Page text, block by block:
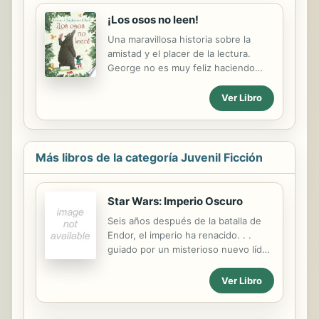
¡Los osos no leen!
Una maravillosa historia sobre la
amistad y el placer de la lectura.
George no es muy feliz haciendo
¿Pero acaso existe algo más distinto
a todo eso? Hasta que un día
árbol y, a partir de ese momento, lo
único que desea sobre todas las
cosas ¡es aprender a leer! Si pudiera
encontrar a alguien que le
enseñase... Entonces conoce a
Clementina, una niña cuyo amor por
la lectura cambiará para siempre la
vida de George.
Ver Libro
Más libros de la categoría Juvenil Ficción
Star Wars: Imperio Oscuro
Seis años después de la batalla de
Endor, el imperio ha renacido. . .
guiado por un misterioso nuevo líder,
aún que las estrellas de la muerte. la
Princesa Leia y su marido han solo
tratan de mantener unida a una
Ver Libro